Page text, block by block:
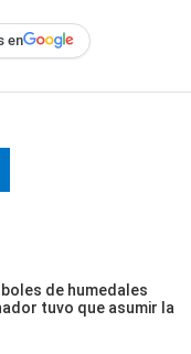
en
de humedales
tuvo que asumir la